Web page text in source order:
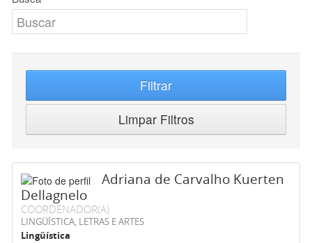
Filtrar
Limpar Filtros
Adriana de Carvalho Kuerten
Dellagnelo
COORDENADOR(A)
LINGÜÍSTICA, LETRAS E ARTES
Lingüística